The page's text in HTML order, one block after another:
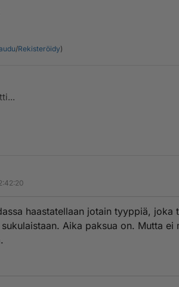
/Rekisteröidy)
haastatellaan jotain tyyppiä, joka
Aika paksua on. Mutta ei